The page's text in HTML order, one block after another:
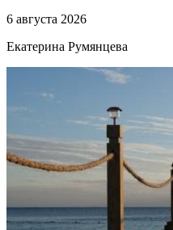
6 августа 2026
Екатерина Румянцева